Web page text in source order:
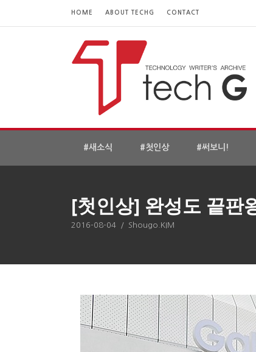
HOME ABOUT TECHG CONTACT
#새소식 #첫인상 #써보니!
[첫인상] 완성도 끝판
2016-08-04 / Shougo.KIM